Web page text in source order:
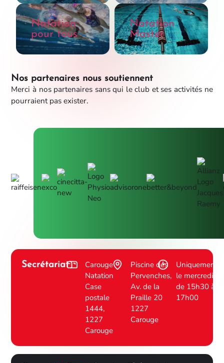
Natation
pour tous
Natation
Master
Nos partenaires nous soutiennent
Merci à nos partenaires sans qui le club et ses activités ne
pourraient pas exister.
Secrétariat
Carouge
Natation
Case
postale
1444,
1227
Carouge
Piscine des
Pervenches,
Av. de la
Praille 20
1227
Carouge
Uniquement
le mercredi
de 15h30 à
17h00